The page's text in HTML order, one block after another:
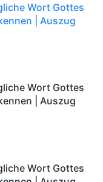
Wort Gottes
| Auszug
Wort Gottes
| Auszug
Wort Gottes